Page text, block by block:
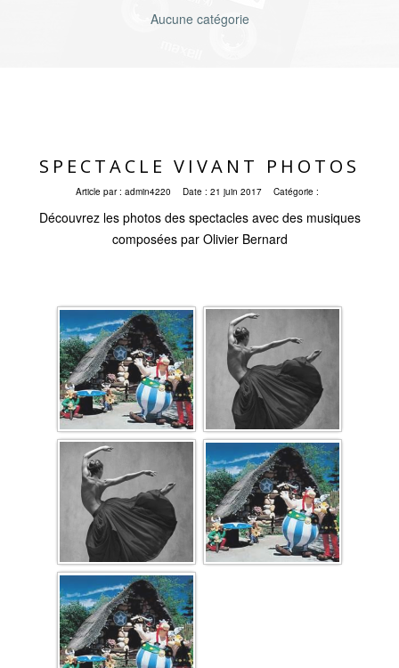
Aucune catégorie
SPECTACLE VIVANT PHOTOS
Article par : admin4220 Date : 21 juin 2017 Catégorie :
Découvrez les photos des spectacles avec des musiques
composées par Olivier Bernard